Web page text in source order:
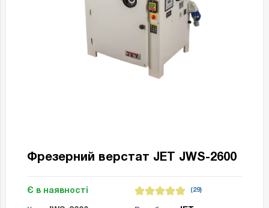
Фрезерний верстат JET JWS-2600
Є в наявності (29)